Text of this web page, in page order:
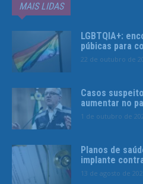
MAIS LIDAS
LGBTQIA+:
púbicas para
22 de outubro de
Casos
aumentar no
1 de outubro de
Planos de
implante
13 de agosto de